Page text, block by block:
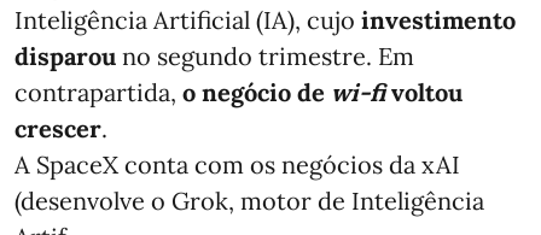
Inteligência Artificial (IA), cujo investimento
disparou no segundo trimestre. Em
contrapartida, o negócio de wi-fivoltou
crescer.
A SpaceX conta com os negócios da xAI
(desenvolve o Grok, motor de Inteligência